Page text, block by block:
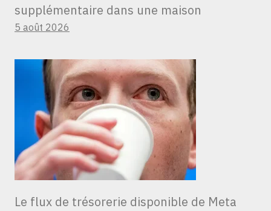
supplémentaire dans une maison
5 août 2026
Le flux de trésorerie disponible de Meta